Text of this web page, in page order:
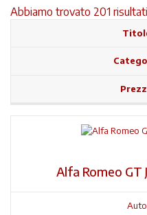
Abbiamo trovato 201 risultati
Alfa Romeo GT